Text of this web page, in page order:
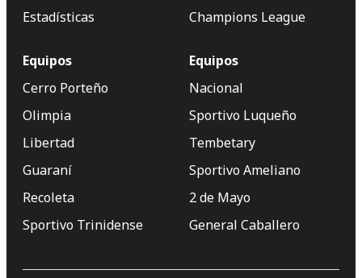
Estadísticas
Champions League
Equipos
Cerro Porteño
Olimpia
Libertad
Guaraní
Recoleta
Sportivo Trinidense
Equipos
Nacional
Sportivo Luqueño
Tembetary
Sportivo Ameliano
2 de Mayo
General Caballero